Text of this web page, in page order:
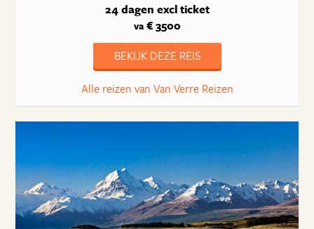
24 dagen excl ticket
va€ 3500
BEKIJK DEZE REIS
Alle reizen van Van Verre Reizen